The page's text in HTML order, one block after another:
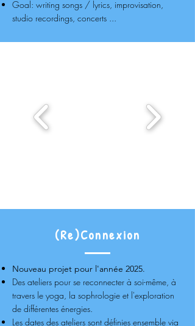
Goal: writing songs / lyrics, improvisation,
studio recordings, concerts ...
(Re)Connexion
Nouveau projet pour l'année 2025.
Des ateliers pour se reconnecter à soi-même, à
travers le yoga, la sophrologie et l'exploration
de différentes énergies.
Les dates des ateliers sont définies ensemble via